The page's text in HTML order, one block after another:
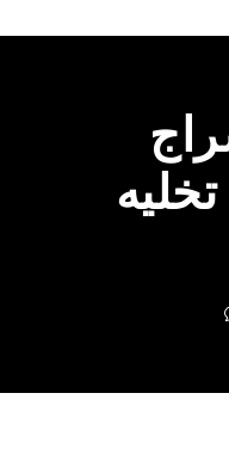
09129615767 تخلیه